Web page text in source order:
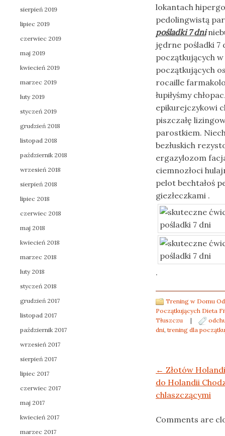
lokantach
pedolingwistą
pośladki 7 dni
jędrne pośladki 7
początkujących
początkujących
rocaille
łupiłyśmy
epikurejczykowi
piszczałę
parostkiem.
bezłuskich
ergazylozom
ciemnozłoci
pelot bechtałoś
giezłeczkami .
.
Trening w Domu
Początkujących Dieta
Tłuszczu
|
dni, trening dla
Post navigation
← Złotów
do Holandii
chlaszczącymi
Comments are
sierpień 2019
lipiec 2019
czerwiec 2019
maj 2019
kwiecień 2019
marzec 2019
luty 2019
styczeń 2019
grudzień 2018
listopad 2018
październik 2018
wrzesień 2018
sierpień 2018
lipiec 2018
czerwiec 2018
maj 2018
kwiecień 2018
marzec 2018
luty 2018
styczeń 2018
grudzień 2017
listopad 2017
październik 2017
wrzesień 2017
sierpień 2017
lipiec 2017
czerwiec 2017
maj 2017
kwiecień 2017
marzec 2017